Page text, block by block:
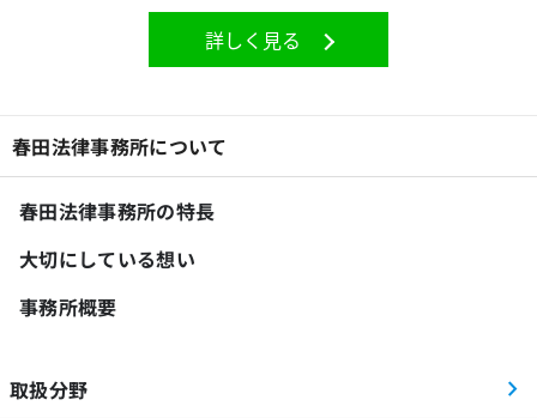
詳しく見る
春田法律事務所について
春田法律事務所の特長
大切にしている想い
事務所概要
取扱分野